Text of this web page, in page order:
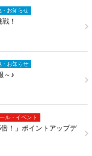
・お知らせ
！
・お知らせ
～♪
ル・イベント
！」ポイントアップデ